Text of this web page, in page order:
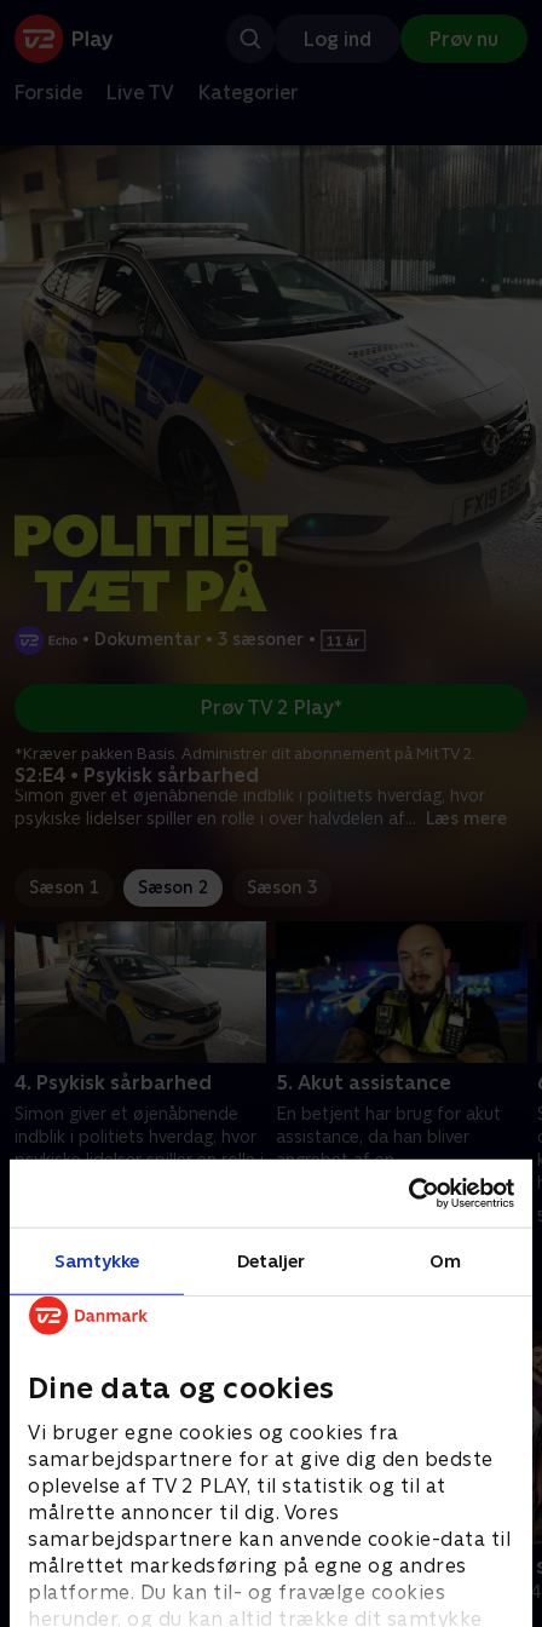
Samtykke Detaljer Om
Dine data og cookies
Vi bruger egne cookies og cookies fra
samarbejdspartnere for at give dig den bedste
oplevelse af TV 2 PLAY, til statistik og til at
målrette annoncer til dig. Vores
samarbejdspartnere kan anvende cookie-data til
målrettet markedsføring på egne og andres
platforme. Du kan til- og fravælge cookies
herunder, og du kan altid trække dit samtykke
Log ind Prøv nu
Forside Live TV Kategorier
• Dokumentar • 3 sæsoner •
S2:E4 • Psykisk sårbarhed
Simon giver et øjenåbnende indblik i politiets hverdag, hvor
psykiske lidelser spiller en rolle i over halvdelen af... Læs mere
Prøv TV 2 Play*
*Kræver pakken Basis. Administrer dit abonnement på Mit TV 2.
Sæson 1 Sæson 2 Sæson 3
4. Psykisk sårbarhed
Simon giver et øjenåbnende
indblik i politiets hverdag, hvor
psykiske lidelser spiller en rolle i
5. Akut assistance
En betjent har brug for akut
assistance, da han bliver
angrebet af en
menneskemængde på en bro,
mens en anden må håndtere
en livstruende trafikulykke.
Andre så også
På patrulje i natten
Dokumentar • 2 sæsoner
24 timer på
Dokumentar •